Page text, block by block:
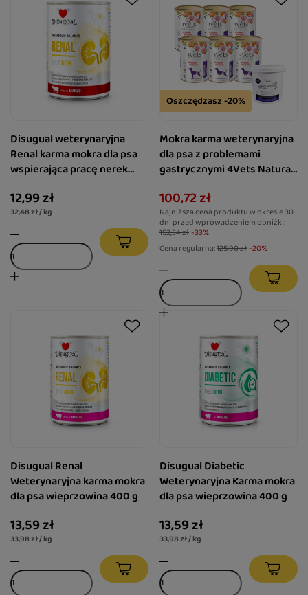
Disugual weterynaryjna
Renal karma mokra dla psa
wspierająca pracę nerek
12,99 zł
32,48 zł / kg
Oszczędzasz -20%
Mokra karma weterynaryjna
dla psa z problemami
gastrycznymi 4Vets Natural
Over Zoo Over Gland
Support Soft Chews Żujki
dla psów 150 g
100,72 zł
Najniższa cena produktu w okresie 30
dni przed wprowadzeniem obniżki:
152,34 zł -33%
Cena regularna:125,90 zł -20%
Disugual Renal
Weterynaryjna karma mokra
dla psa wieprzowina 400 g
13,59 zł
33,98 zł / kg
Disugual Diabetic
Weterynaryjna Karma mokra
dla psa wieprzowina 400 g
13,59 zł
33,98 zł / kg